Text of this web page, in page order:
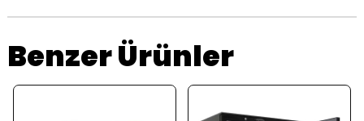
Benzer Ürünler